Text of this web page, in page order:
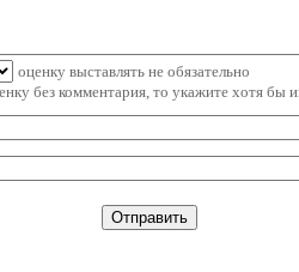
оценку выставлять не обязательно
без комментария, то укажите хотя бы